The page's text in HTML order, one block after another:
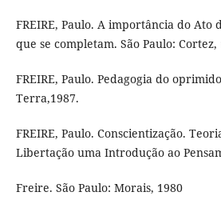
FREIRE, Paulo. A importância do Ato
que se completam. São Paulo: Cortez,
FREIRE, Paulo. Pedagogia do
Terra,1987.
FREIRE, Paulo. Conscientização.
Libertação uma Introdução ao
Freire. São Paulo: Morais, 1980